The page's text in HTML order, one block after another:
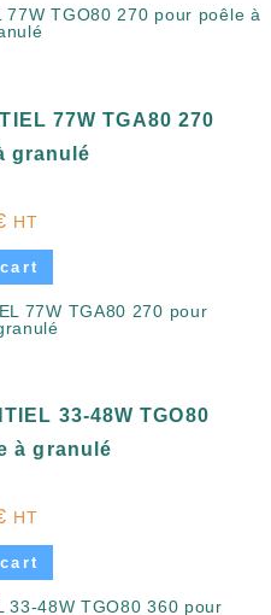
77W TGA80 270
granulé
HT
33-48W TGO80
à granulé
HT